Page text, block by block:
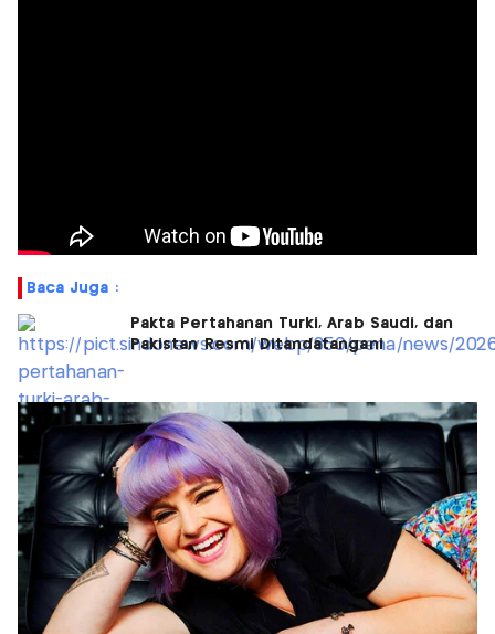
Baca Juga :
Pakta Pertahanan Turki, Arab Saudi, dan
Pakistan Resmi Ditandatangani